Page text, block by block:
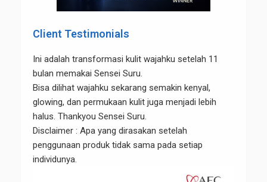
Client Testimonials
Ini adalah transformasi kulit wajahku setelah 11
bulan memakai Sensei Suru.
Bisa dilihat wajahku sekarang semakin kenyal,
glowing, dan permukaan kulit juga menjadi lebih
halus. Thankyou Sensei Suru.
Disclaimer : Apa yang dirasakan setelah
penggunaan produk tidak sama pada setiap
individunya.